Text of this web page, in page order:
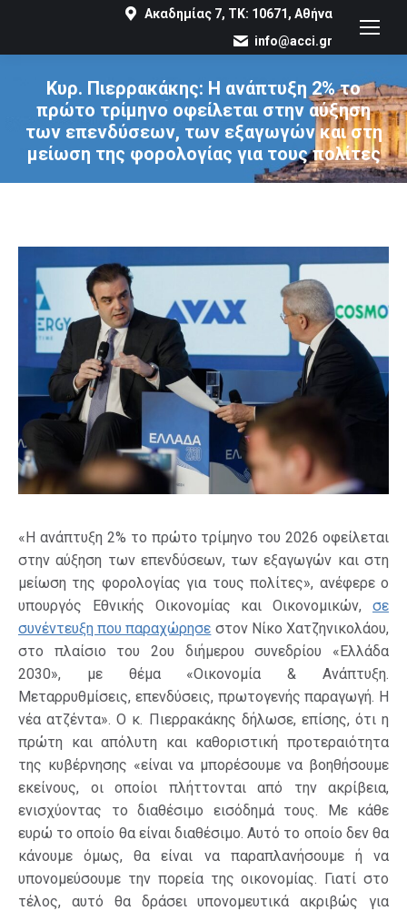
Ακαδημίας 7, ΤΚ: 10671, Αθήνα
info@acci.gr
Κυρ. Πιερρακάκης: Η ανάπτυξη 2% το
πρώτο τρίμηνο οφείλεται στην αύξηση
των επενδύσεων, των εξαγωγών και στη
μείωση της φορολογίας για τους πολίτες
You are here:
«Η ανάπτυξη 2% το πρώτο τρίμηνο του 2026 οφείλεται
στην αύξηση των επενδύσεων, των εξαγωγών και στη
μείωση της φορολογίας για τους πολίτες», ανέφερε ο
υπουργός Εθνικής Οικονομίας και Οικονομικών, σε
συνέντευξη που παραχώρησε στον Νίκο Χατζηνικολάου,
στο πλαίσιο του 2ου διήμερου συνεδρίου «Ελλάδα
2030», με θέμα «Οικονομία & Ανάπτυξη.
Μεταρρυθμίσεις, επενδύσεις, πρωτογενής παραγωγή. Η
νέα ατζέντα». Ο κ. Πιερρακάκης δήλωσε, επίσης, ότι η
πρώτη και απόλυτη και καθοριστική προτεραιότητα
της κυβέρνησης «είναι να μπορέσουμε να βοηθήσουμε
εκείνους, οι οποίοι πλήττονται από την ακρίβεια,
ενισχύοντας το διαθέσιμο εισόδημά τους. Με κάθε
ευρώ το οποίο θα είναι διαθέσιμο. Αυτό το οποίο δεν θα
κάνουμε όμως, θα είναι να παραπλανήσουμε ή να
υπονομεύσουμε την πορεία της οικονομίας. Γιατί στο
τέλος, αυτό θα δράσει υπονομευτικά ακριβώς για